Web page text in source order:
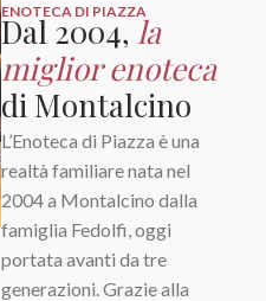
ENOTECA DI PIAZZA
Dal 2004, la
miglior enoteca
di Montalcino
L’Enoteca di Piazza è una
realtà familiare nata nel
2004 a Montalcino dalla
famiglia Fedolfi, oggi
portata avanti da tre
generazioni. Grazie alla